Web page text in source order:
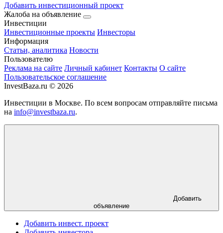
Добавить инвестиционный проект
Жалоба на объявление
Инвестиции
Инвестиционные проекты Инвесторы
Информация
Статьи, аналитика Новости
Пользователю
Реклама на сайте Личный кабинет Контакты О сайте
Пользовательское соглашение
InvestBaza.ru © 2026
Инвестиции в Москве. По всем вопросам отправляйте письма
на info@investbaza.ru.
Добавить
объявление
Добавить инвест. проект